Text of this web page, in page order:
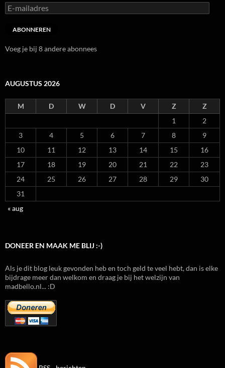
E-
mailadres
ABONNEREN
Voeg je bij 8 andere abonnees
AUGUSTUS 2026
M D W D V Z
Z
1
2
3
4 5 6 7 8
9
10
11 12 13 14 15
16
17
18 19 20 21 22
23
24
25 26 27 28 29
30
31
« aug
DONEER EN MAAK ME BLIJ :-)
Als je dit blog leuk gevonden heb en toch geld te veel hebt, dan is elke
bijdrage meer dan welkom en draag je bij het welzijn van
madbello.nl... :D